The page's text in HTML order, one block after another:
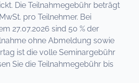
Die Teilnahmegebühr beträgt
pro Teilnehmer. Bei
27.07.2026 sind 50 % der
ohne Abmeldung sowie
ist die volle Seminargebühr
Sie die Teilnahmegebühr bis